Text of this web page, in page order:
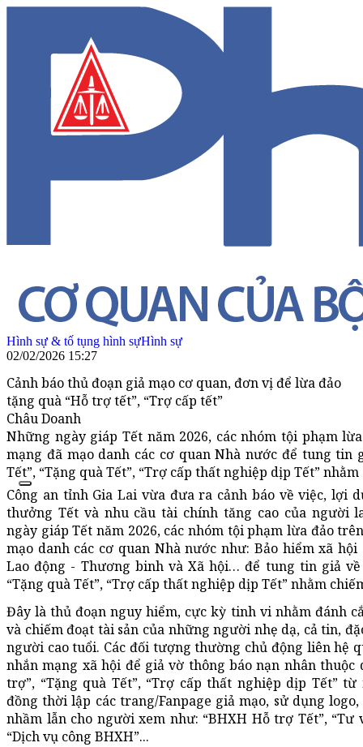
Hình sự & tố tụng hình sựHình sự
02/02/2026 15:27
Cảnh báo thủ đoạn giả mạo cơ quan, đơn vị để lừa đảo
tặng quà “Hỗ trợ tết”, “Trợ cấp tết”
Châu Doanh
Những ngày giáp Tết năm 2026, các nhóm tội phạm
mạng đã mạo danh các cơ quan Nhà nước để tung tin
Tết”, “Tặng quà Tết”, “Trợ cấp thất nghiệp dịp Tết”
Công an tỉnh Gia Lai vừa đưa ra cảnh báo về việc, lợi
thưởng Tết và nhu cầu tài chính tăng cao của người
ngày giáp Tết năm 2026, các nhóm tội phạm lừa đảo
mạo danh các cơ quan Nhà nước như: Bảo hiểm xã hội
Lao động - Thương binh và Xã hội… để tung tin giả về
“Tặng quà Tết”, “Trợ cấp thất nghiệp dịp Tết” nhằm
Đây là thủ đoạn nguy hiểm, cực kỳ tinh vi nhằm đánh
và chiếm đoạt tài sản của những người nhẹ dạ, cả tin,
người cao tuổi. Các đối tượng thường chủ động liên hệ
nhắn mạng xã hội để giả vờ thông báo nạn nhân thuộc
trợ”, “Tặng quà Tết”, “Trợ cấp thất nghiệp dịp Tết” từ
đồng thời lập các trang/Fanpage giả mạo, sử dụng
nhầm lẫn cho người xem như: “BHXH Hỗ trợ Tết”, “Tư
“Dịch vụ công BHXH”...